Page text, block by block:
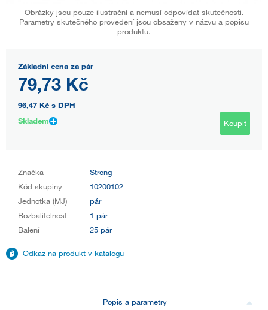
Obrázky jsou pouze ilustrační a nemusí odpovídat skutečnosti.
Parametry skutečného provedení jsou obsaženy v názvu a popisu
produktu.
Základní cena za pár
79,73 Kč
96,47 Kč s DPH
Skladem
Koupit
Značka
Strong
Kód skupiny
10200102
Jednotka (MJ)
pár
Rozbalitelnost
1 pár
Balení
25 pár
Odkaz na produkt v katalogu
Popis a parametry